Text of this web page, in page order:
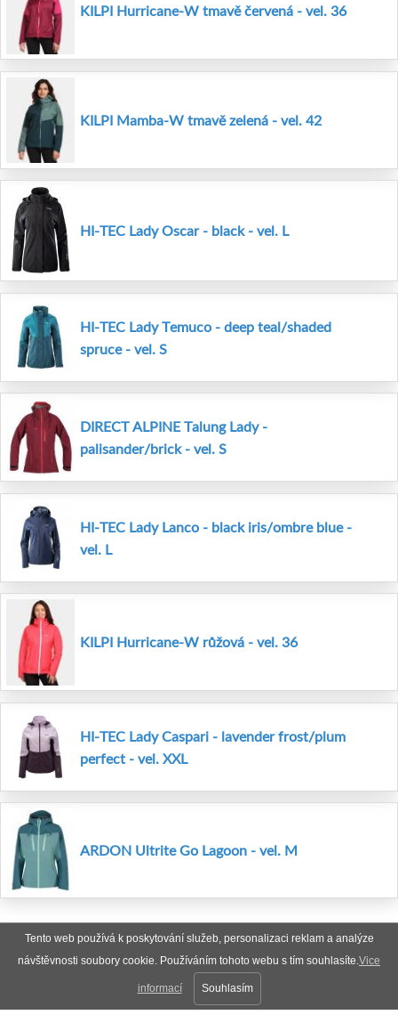
Tento web používá k poskytování služeb, personalizaci reklam a analýze
návštěvnosti soubory cookie. Používáním tohoto webu s tím souhlasíte.Vice
informací Souhlasím
KILPI Hurricane-W tmavě červená - vel. 36
KILPI Mamba-W tmavě zelená - vel. 42
HI-TEC Lady Oscar - black - vel. L
HI-TEC Lady Temuco - deep teal/shaded
spruce - vel. S
DIRECT ALPINE Talung Lady -
palisander/brick - vel. S
HI-TEC Lady Lanco - black iris/ombre blue -
vel. L
KILPI Hurricane-W růžová - vel. 36
HI-TEC Lady Caspari - lavender frost/plum
perfect - vel. XXL
ARDON Ultrite Go Lagoon - vel. M